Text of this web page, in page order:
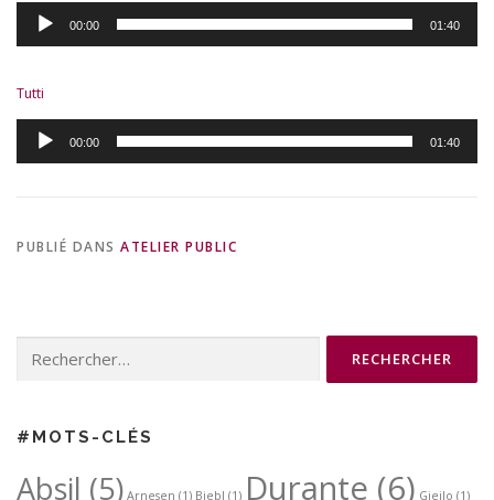
Lecteur
audio
00:00 01:40
Tutti
Lecteur
audio
00:00 01:40
PUBLIÉ DANS ATELIER PUBLIC
#MOTS-CLÉS
Absil (5) Arnesen (1) Biebl (1) Durante (6) Gjeilo (1)